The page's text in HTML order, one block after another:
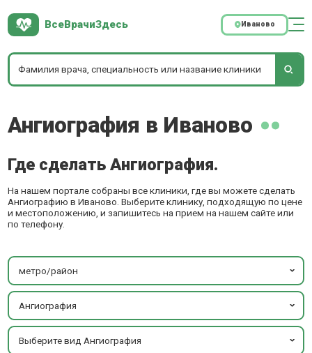
ВсеВрачиЗдесь Иваново
Ангиография в Иваново
Где сделать Ангиография.
На нашем портале собраны все клиники, где вы можете сделать
Ангиографию в Иваново. Выберите клинику, подходящую по цене
и местоположению, и запишитесь на прием на нашем сайте или
по телефону.
метро/район
Ангиография
Выберите вид Ангиография